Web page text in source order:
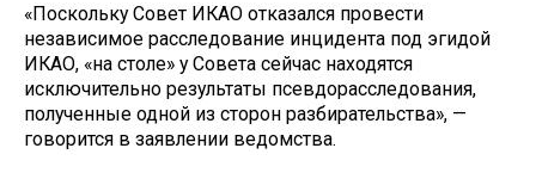
«Поскольку Совет ИКАО отказался провести
независимое расследование инцидента под эгидой
ИКАО, «на столе» у Совета сейчас находятся
исключительно результаты псевдорасследования,
полученные одной из сторон разбирательства», —
говорится в заявлении ведомства.